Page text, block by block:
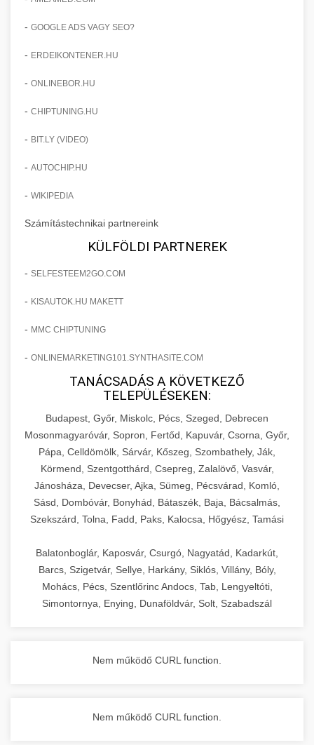
- GOOGLE ADS VAGY SEO?
- ERDEIKONTENER.HU
- ONLINEBOR.HU
- CHIPTUNING.HU
- BIT.LY (VIDEO)
- AUTOCHIP.HU
- WIKIPEDIA
Számítástechnikai partnereink
KÜLFÖLDI PARTNEREK
- SELFESTEEM2GO.COM
- KISAUTOK.HU MAKETT
- MMC CHIPTUNING
- ONLINEMARKETING101.SYNTHASITE.COM
TANÁCSADÁS A KÖVETKEZŐ
TELEPÜLÉSEKEN:
Budapest, Győr, Miskolc, Pécs, Szeged, Debrecen
Mosonmagyaróvár, Sopron, Fertőd, Kapuvár, Csorna, Győr,
Pápa, Celldömölk, Sárvár, Kőszeg, Szombathely, Ják,
Körmend, Szentgotthárd, Csepreg, Zalalövő, Vasvár,
Jánosháza, Devecser, Ajka, Sümeg, Pécsvárad, Komló,
Sásd, Dombóvár, Bonyhád, Bátaszék, Baja, Bácsalmás,
Szekszárd, Tolna, Fadd, Paks, Kalocsa, Hőgyész, Tamási
Balatonboglár, Kaposvár, Csurgó, Nagyatád, Kadarkút,
Barcs, Szigetvár, Sellye, Harkány, Siklós, Villány, Bóly,
Mohács, Pécs, Szentlőrinc Andocs, Tab, Lengyeltóti,
Simontornya, Enying, Dunaföldvár, Solt, Szabadszál
Nem működő CURL function.
Nem működő CURL function.